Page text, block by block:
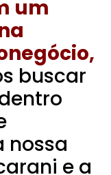
um
buscar
nossa
e a